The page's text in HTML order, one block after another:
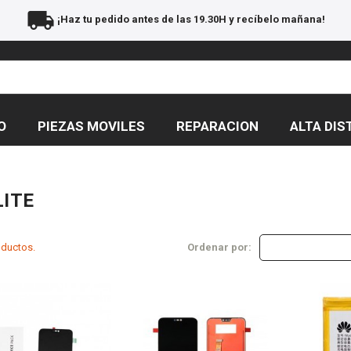
local_shipping ¡Haz tu pedido antes de las 19.30H y recíbelo mañana!
PIEZAS MOVILES REPARACION ALTA
Ordenar por: